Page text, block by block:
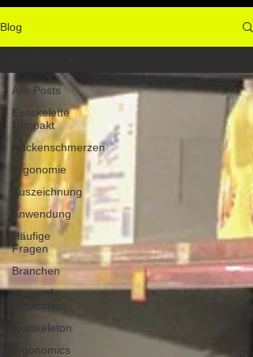
Blog
Alle Posts
Exoskelette
kompakt
Rückenschmerzen
Ergonomie
Auszeichnung
Anwendung
Häufige
Fragen
Branchen
areas of
exoskeleton
ergonomics